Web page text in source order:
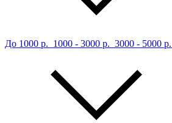
До 1000 р. 1000 - 3000 р. 3000 - 5000 р.